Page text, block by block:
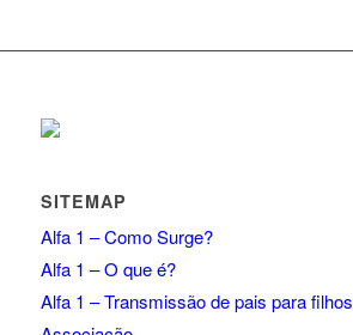
SITEMAP
Alfa 1 – Como Surge?
Alfa 1 – O que é?
Alfa 1 – Transmissão de pais para filhos